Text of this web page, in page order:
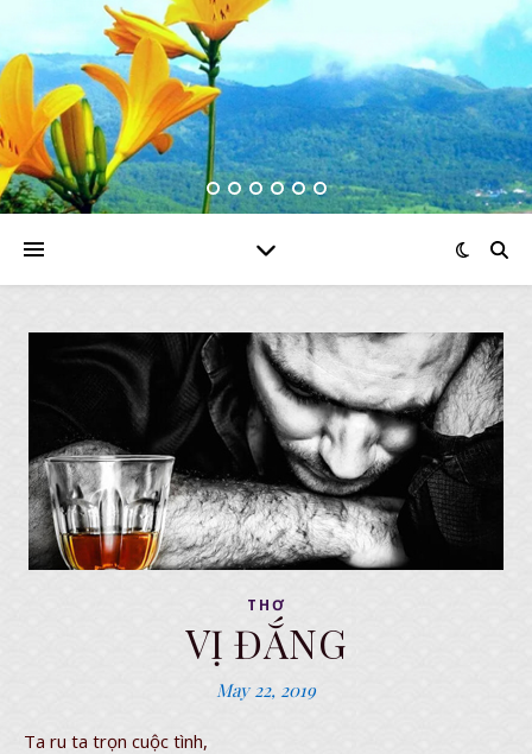
THƠ
VỊ ĐẮNG
May 22, 2019
Ta ru ta trọn cuộc tình,